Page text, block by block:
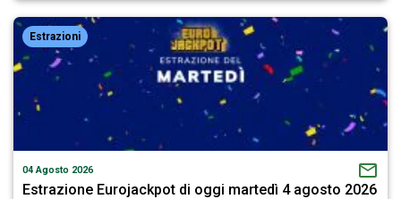
Estrazioni
04 Agosto 2026
Estrazione Eurojackpot di oggi martedì 4 agosto 2026